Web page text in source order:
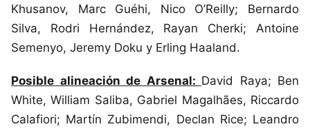
Khusanov, Marc Guéhi, Nico O’Reilly; Bernardo
Silva, Rodri Hernández, Rayan Cherki; Antoine
Semenyo, Jeremy Doku y Erling Haaland.
Posible alineación de Arsenal: David Raya; Ben
White, William Saliba, Gabriel Magalhães, Riccardo
Calafiori; Martín Zubimendi, Declan Rice; Leandro